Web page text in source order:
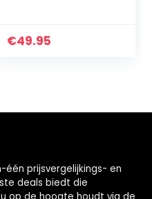
Original
€49.95
één prijsvergelijkings- en
deals biedt die